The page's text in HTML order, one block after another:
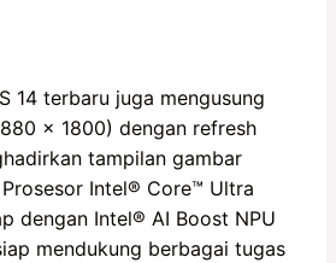
14 terbaru juga mengusung
x 1800) dengan refresh
tampilan gambar
Intel®️ Core™️ Ultra
dengan Intel®️ AI Boost NPU
mendukung berbagai tugas